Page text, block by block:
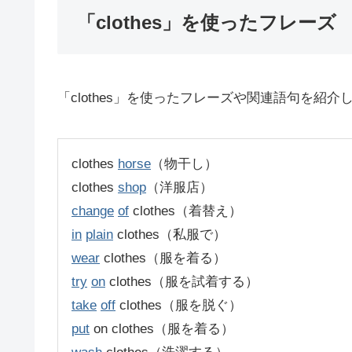
「clothes」を使ったフレーズ
「clothes」を使ったフレーズや関連語句を紹介
clothes horse （物干し）
clothes shop （洋服店）
change of clothes（着替え）
in plain clothes（私服で）
wear clothes（服を着る）
try on clothes（服を試着する）
take off clothes（服を脱ぐ）
put on clothes（服を着る）